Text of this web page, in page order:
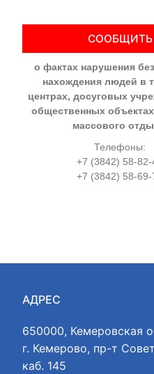
СООБЩИТЬ
о фактах нарушения
нахождения людей в
центрах, досуговых
общественных
массового
Телефоны:
+7 (3842) 58-82-
+7 (3842) 58-69-
АДРЕС
650000, Кемеровская
г. Кемерово, пр-т
каб. 145